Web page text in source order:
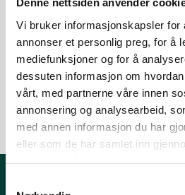
Vi bruker informasjonskapsler for
annonser et personlig preg, for å
mediefunksjoner og for å
dessuten informasjon om
vårt, med partnerne våre innen
annonsering og analysearbeid,
med annen informasjon du har
eller som de har samlet inn
Ørsta og Volda
Rauma
Tingvoll
Naturmangfold
Villblomstenes
Søndag 16. juni er det
utgangspunkt ved
Naturmangfold